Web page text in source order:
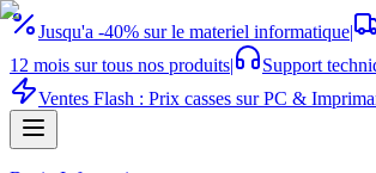
Jusqu'a -40% sur le materiel informatique|
12 mois sur tous nos produits| Support
Ventes Flash : Prix casses sur PC &